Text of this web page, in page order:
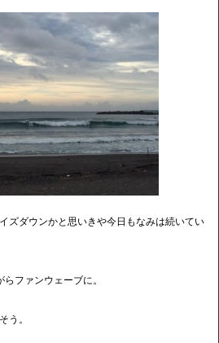
ズダウンかと思いきや今日もなみは続いてい
ファンウェーブに。
う。